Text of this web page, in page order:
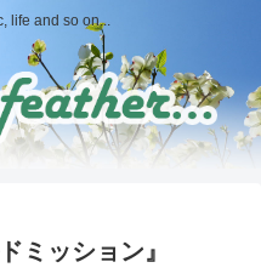
life and so on...
ミッション』